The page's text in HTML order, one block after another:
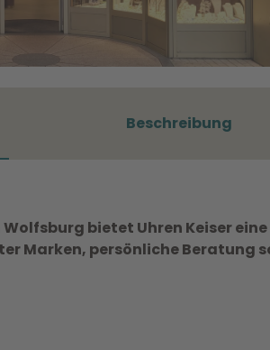
Beschreibung
bietet Uhren Keiser
Marken, persönliche Beratung